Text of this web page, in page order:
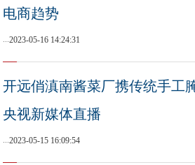
电商趋势
...2023-05-16 14:24:31
开远俏滇南酱菜厂携传统手工
央视新媒体直播
...2023-05-15 16:09:54